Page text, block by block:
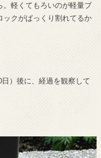
。軽くてもろいのが軽量ブ
ックがぱっくり割れてるか
）後に、経過を観察して